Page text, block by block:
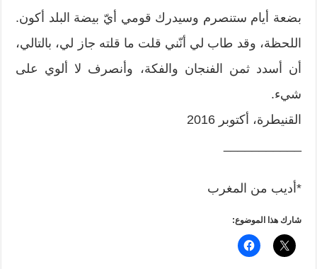
بضعة أيام ستنصرم وسيدرك قومي أيّ بيضة البلد أكون.
اللحظة، وقد طاب لي أنّني قلت ما قلته جاز لي، بالتالي،
أن أسدد ثمن الفنجان والفكة، وأنصرف لا ألوي على
شيء.
القنيطرة، أكتوبر 2016
*أديب من المغرب
شارك هذا الموضوع: